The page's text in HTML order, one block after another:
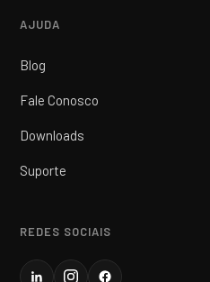
AJUDA
Blog
Fale Conosco
Downloads
Suporte
REDES SOCIAIS